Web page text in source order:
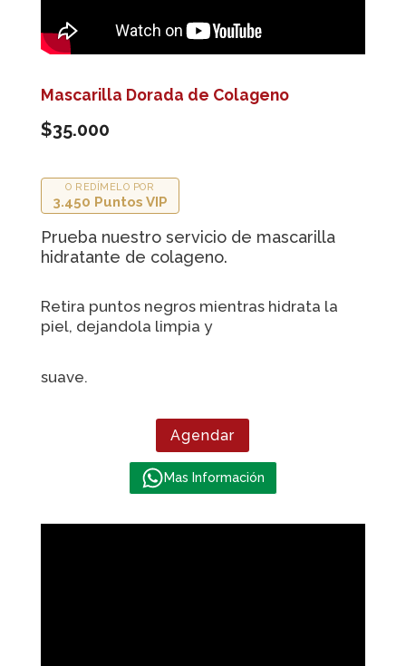
Mascarilla Dorada de Colageno
$35.000
O REDÍMELO POR
3.450 Puntos VIP
Prueba nuestro servicio de mascarilla
hidratante de colageno.
Retira puntos negros mientras hidrata la
piel, dejandola limpia y
suave.
Agendar
Mas Información